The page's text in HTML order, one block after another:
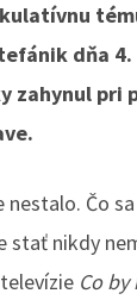
dňa
zahynul pri
nestalo. Čo
stať nikdy
Co by